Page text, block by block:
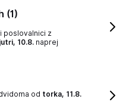
(1)
poslovalnici z
jutri, 10.8. naprej
od torka, 11.8.